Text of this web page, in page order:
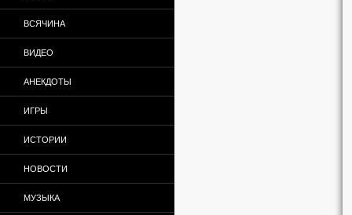
ВСЯЧИНА
ВИДЕО
АНЕКДОТЫ
ИГРЫ
ИСТОРИИ
НОВОСТИ
МУЗЫКА